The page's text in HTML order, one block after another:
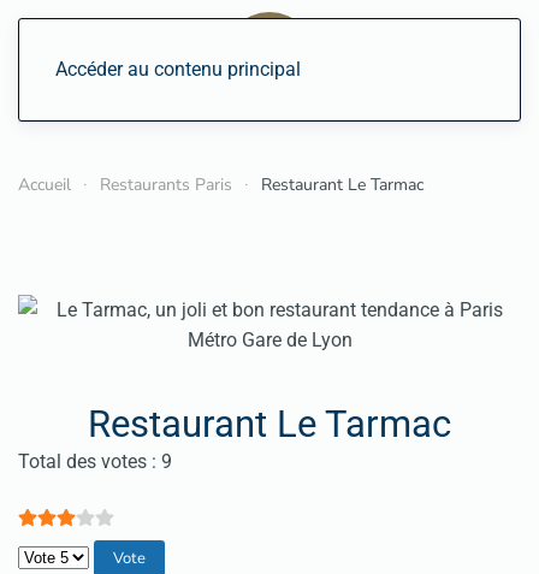
Accéder au contenu principal
Accueil Restaurants Paris Restaurant Le Tarmac
Restaurant Le Tarmac
Vote utilisateur:3/
Total des votes : 9
Veuillez voter